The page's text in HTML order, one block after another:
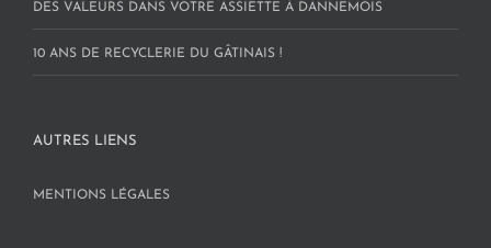
DES VALEURS DANS VOTRE ASSIETTE À DANNEMOIS
10 ANS DE RECYCLERIE DU GÂTINAIS !
AUTRES LIENS
MENTIONS LÉGALES